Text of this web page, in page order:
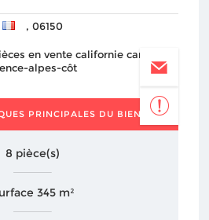
, 06150
PRINCIPALES DU BIEN
8 pièce(s)
345 m²